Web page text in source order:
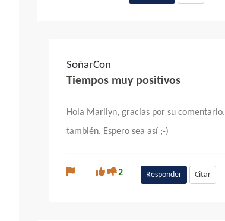
SoñarCon
Tiempos muy positivos
Hola Marilyn, gracias por su
también. Espero sea así ;-)
2 Responder Citar